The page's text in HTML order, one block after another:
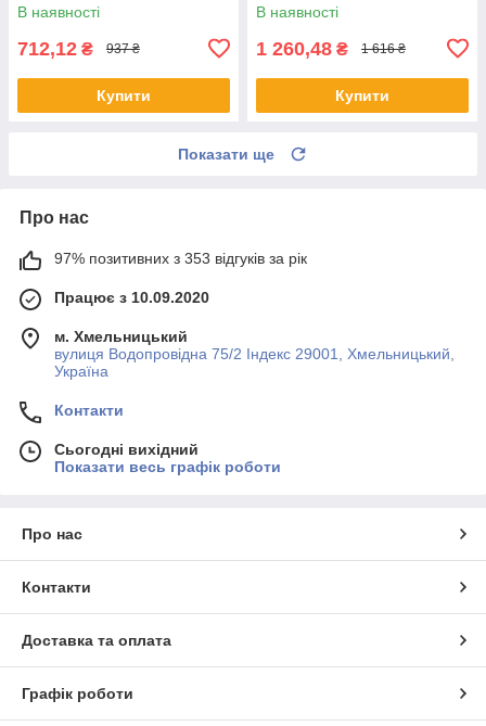
В наявності
712,12 ₴ 937 ₴
Купити
В наявності
1 260,48 ₴ 1 616 ₴
Купити
Показати ще
Про нас
97% позитивних з 353 відгуків за рік
Працює з 10.09.2020
м. Хмельницький
вулиця Водопровідна 75/2 Індекс 29001, Хмельницький,
Україна
Контакти
Сьогодні вихідний
Показати весь графік роботи
Про нас
Контакти
Доставка та оплата
Графік роботи